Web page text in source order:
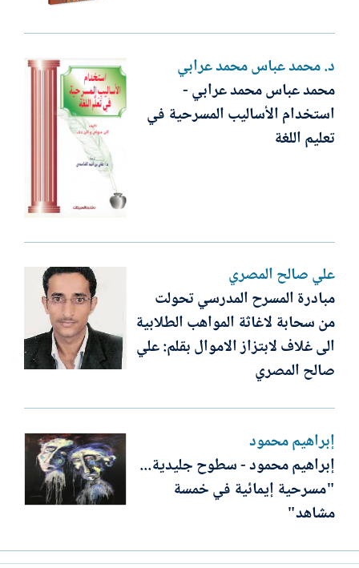
د. محمد عباس محمد عرابي
محمد عباس محمد عرابي -
استخدام الأساليب المسرحية في
تعليم اللغة
علي صالح المصري
مبادرة المسرح المدرسي تحولت
من سحابة لاغاثة المواهب الطلابية
الى غلاف لابتزاز الاموال بقلم: علي
صالح المصري
إبراهيم محمود
إبراهيم محمود - سطوح جليدية...
"مسرحية إيمائية في خمسة
مشاهد"